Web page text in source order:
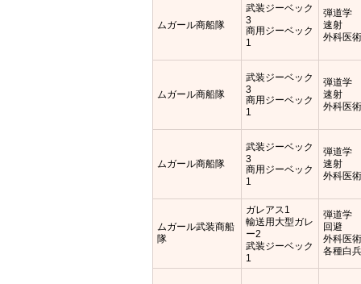
ムガール商船隊
武装ジーベック
3
商用ジーベック
1
弾道学
速射
外科医
ムガール商船隊
武装ジーベック
3
商用ジーベック
1
弾道学
速射
外科医
ムガール商船隊
武装ジーベック
3
商用ジーベック
1
弾道学
速射
外科医
ムガール武装商船
隊
ガレアス1
輸送用大型ガレ
ー2
武装ジーベック
1
弾道学
回避
外科医
各種白